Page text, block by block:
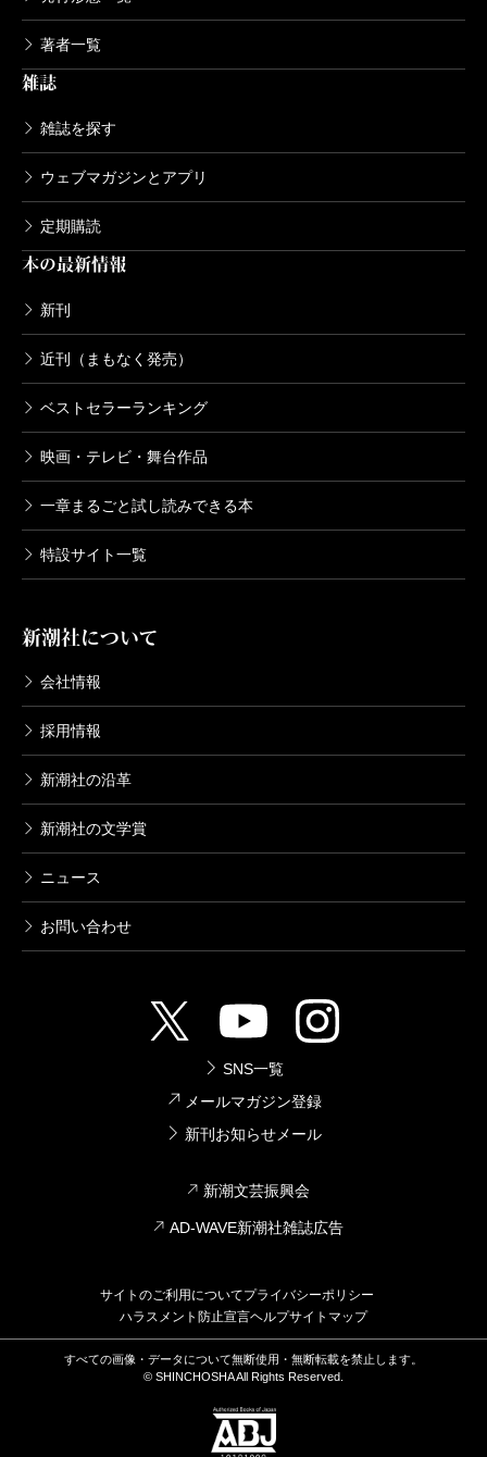
著者一覧
雑誌
雑誌を探す
ウェブマガジンとアプリ
定期購読
本の最新情報
新刊
近刊（まもなく発売）
ベストセラーランキング
映画・テレビ・舞台作品
一章まるごと試し読みできる本
特設サイト一覧
新潮社について
会社情報
採用情報
新潮社の沿革
新潮社の文学賞
ニュース
お問い合わせ
SNS一覧
メールマガジン登録
新刊お知らせメール
新潮文芸振興会
AD-WAVE新潮社雑誌広告
サイトのご利用についてプライバシーポリシー
ハラスメント防止宣言ヘルプサイトマップ
すべての画像・データについて無断使用・無断転載を禁止します。
© SHINCHOSHA All Rights Reserved.